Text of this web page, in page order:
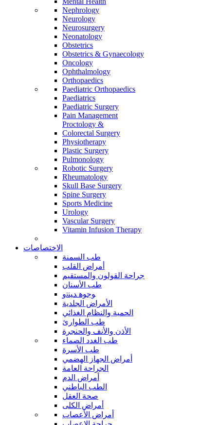
Nephrology
Neurology
Neurosurgery
Neonatology
Obstetrics
Obstetrics & Gynaecology
Oncology
Ophthalmology
Orthopaedics
Paediatric Orthopaedics
Paediatrics
Paediatric Surgery
Pain Management
Proctology &
Colorectal Surgery
Physiotherapy
Plastic Surgery
Pulmonology
Robotic Surgery
Rheumatology
Skull Base Surgery
Spine Surgery
Sports Medicine
Urology
Vascular Surgery
Vitamin Infusion Therapy
الاختصاصات
طب السمنة
أمراض القلب
جراحة القولون والمستقيم
طب الأسنان
ﻮﺟﻮﻫ ﺪﻴﻨﺗﻭ
الأمراض الجلدية
الحمية والنظام الغذائي
طب الطوارئ
الأذن والأنف والحنجرة
طب الغدد الصماء
طب الأسرة
أمراض الجهاز الهضمي
الجراحة العامة
أمراض الدم
الطب الباطني
صحة العقل
أمراض الكلى
أمراض الأعصاب